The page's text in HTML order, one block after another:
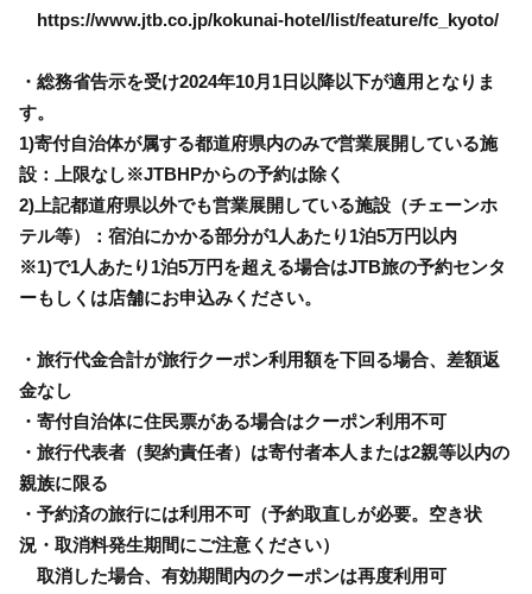
https://www.jtb.co.jp/kokunai-hotel/list/feature/fc_kyoto/
・総務省告示を受け2024年10月1日以降以下が適用となりま
す。
1)寄付自治体が属する都道府県内のみで営業展開している施
設：上限なし※JTBHPからの予約は除く
2)上記都道府県以外でも営業展開している施設（チェーンホ
テル等）：宿泊にかかる部分が1人あたり1泊5万円以内
※1)で1人あたり1泊5万円を超える場合はJTB旅の予約センタ
ーもしくは店舗にお申込みください。
・旅行代金合計が旅行クーポン利用額を下回る場合、差額返
金なし
・寄付自治体に住民票がある場合はクーポン利用不可
・旅行代表者（契約責任者）は寄付者本人または2親等以内の
親族に限る
・予約済の旅行には利用不可（予約取直しが必要。空き状
況・取消料発生期間にご注意ください）
取消した場合、有効期間内のクーポンは再度利用可